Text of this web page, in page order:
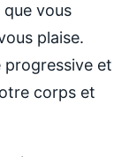
vous
plaise.
et
corps et